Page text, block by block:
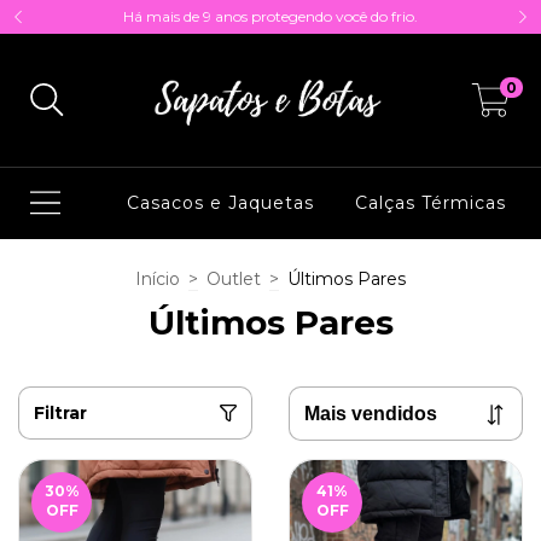
Há mais de 9 anos protegendo você do frio.
0
Casacos e Jaquetas Calças Térmicas
Início > Outlet > Últimos Pares
Últimos Pares
Filtrar
30%
OFF
41%
OFF